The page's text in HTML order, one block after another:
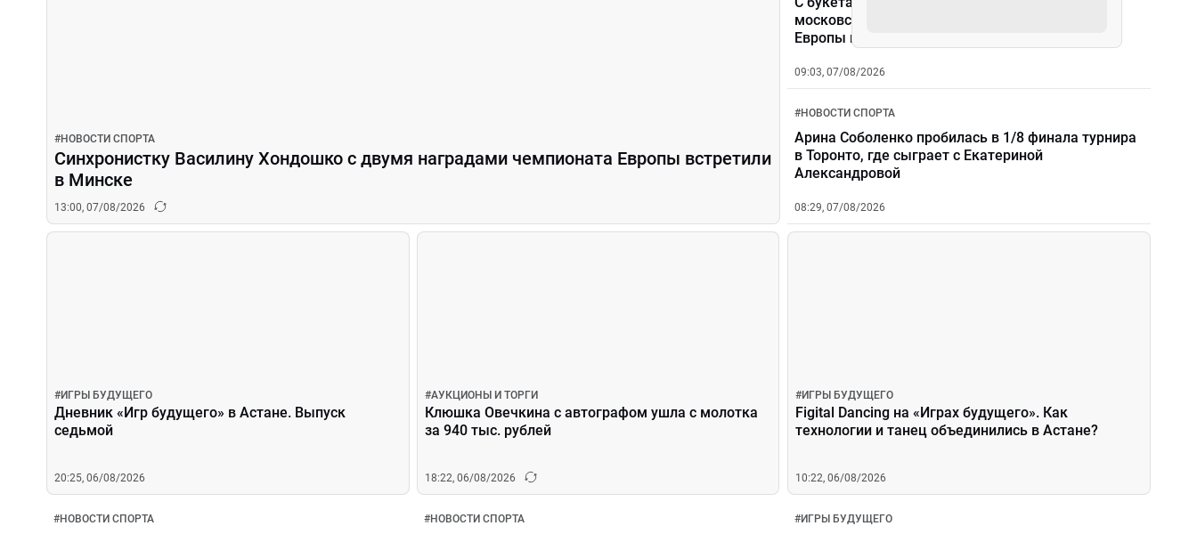
#НОВОСТИ СПОРТА
Синхронистку Василину Хондошко с двумя наградами чемпионата Европы встретили
в Минске
13:00, 07/08/2026
московском аэропорту встретили чемпионок
Европы по синхронному плаванию?
09:03, 07/08/2026
#НОВОСТИ СПОРТА
Арина Соболенко пробилась в 1/8 финала турнира
в Торонто, где сыграет с Екатериной
Александровой
08:29, 07/08/2026
#ИГРЫ БУДУЩЕГО
Дневник «Игр будущего» в Астане. Выпуск
седьмой
20:25, 06/08/2026
#АУКЦИОНЫ И ТОРГИ
Клюшка Овечкина с автографом ушла с молотка
за 940 тыс. рублей
18:22, 06/08/2026
#ИГРЫ БУДУЩЕГО
Figital Dancing на «Играх будущего». Как
технологии и танец объединились в Астане?
10:22, 06/08/2026
#НОВОСТИ СПОРТА #НОВОСТИ СПОРТА #ИГРЫ БУДУЩЕГО